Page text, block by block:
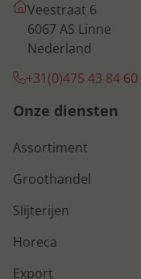
Veestraat 6
6067 AS Linne
Nederland
+31(0)475 43 84 60
Onze diensten
Assortiment
Groothandel
Slijterijen
Horeca
Export